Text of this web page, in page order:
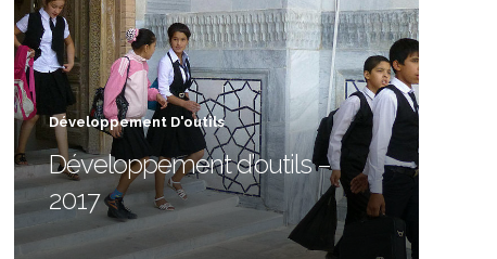
Développement D'outils
Développement d’outils –
2017